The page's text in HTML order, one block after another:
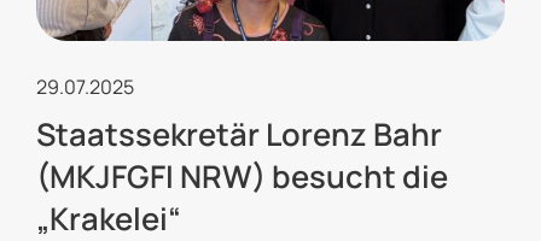
29.07.2025
Staatssekretär Lorenz Bahr
(MKJFGFI NRW) besucht die
„Krakelei“